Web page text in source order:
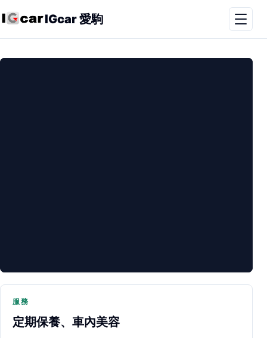
IGcar 愛駒
PARTNER SHOP
服務
定期保養、車內美容